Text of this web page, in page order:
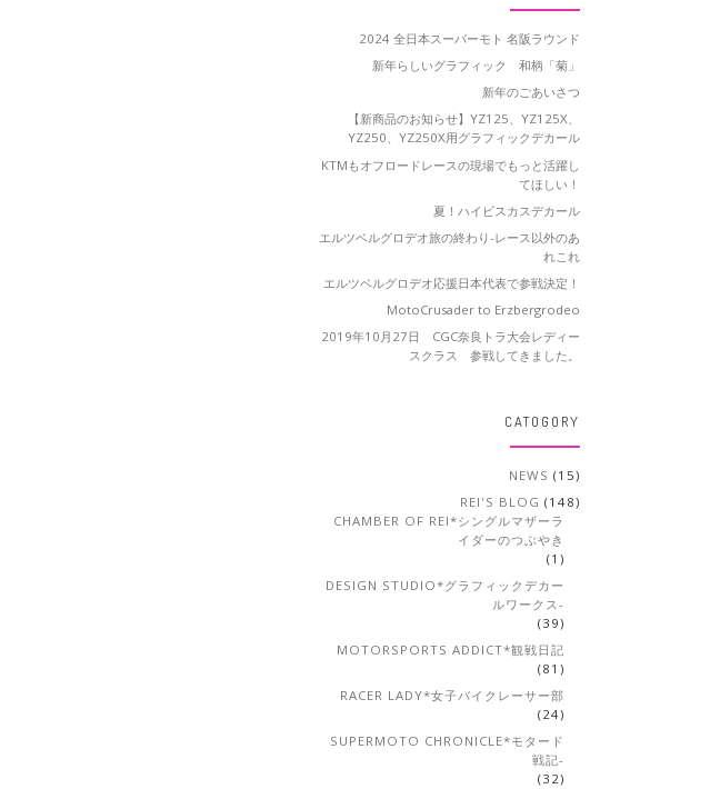
2024 全日本スーパーモト 名阪ラウンド
新年らしいグラフィック 和柄「菊」
新年のごあいさつ
【新商品のお知らせ】YZ125、YZ125X、
YZ250、YZ250X用グラフィックデカール
KTMもオフロードレースの現場でもっと活躍し
てほしい！
夏！ハイビスカスデカール
エルツベルグロデオ旅の終わり-レース以外のあ
れこれ
エルツベルグロデオ応援日本代表で参戦決定！
MotoCrusader to Erzbergrodeo
2019年10月27日 CGC奈良トラ大会レディー
スクラス 参戦してきました。
CATOGORY
NEWS (15)
REI'S BLOG (148)
CHAMBER OF REI*シングルマザーラ
イダーのつぶやき
(1)
DESIGN STUDIO*グラフィックデカー
ルワークス-
(39)
MOTORSPORTS ADDICT*観戦日記
(81)
RACER LADY*女子バイクレーサー部
(24)
SUPERMOTO CHRONICLE*モタード
戦記-
(32)